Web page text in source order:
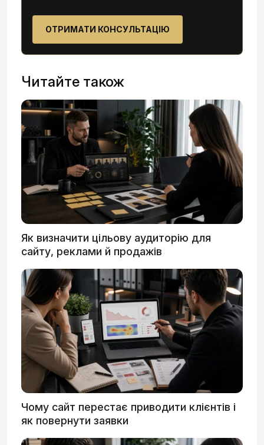
ОТРИМАТИ КОНСУЛЬТАЦІЮ
Читайте також
Як визначити цільову аудиторію для
сайту, реклами й продажів
Чому сайт перестає приводити клієнтів і
як повернути заявки